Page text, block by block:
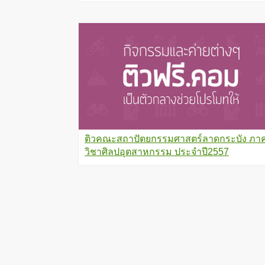
ติวคณะสถาปัตยกรรมศาสตร์ลาดกระบัง ภา
วิชาศิลปอุตสาหกรรม ประจำปี2557